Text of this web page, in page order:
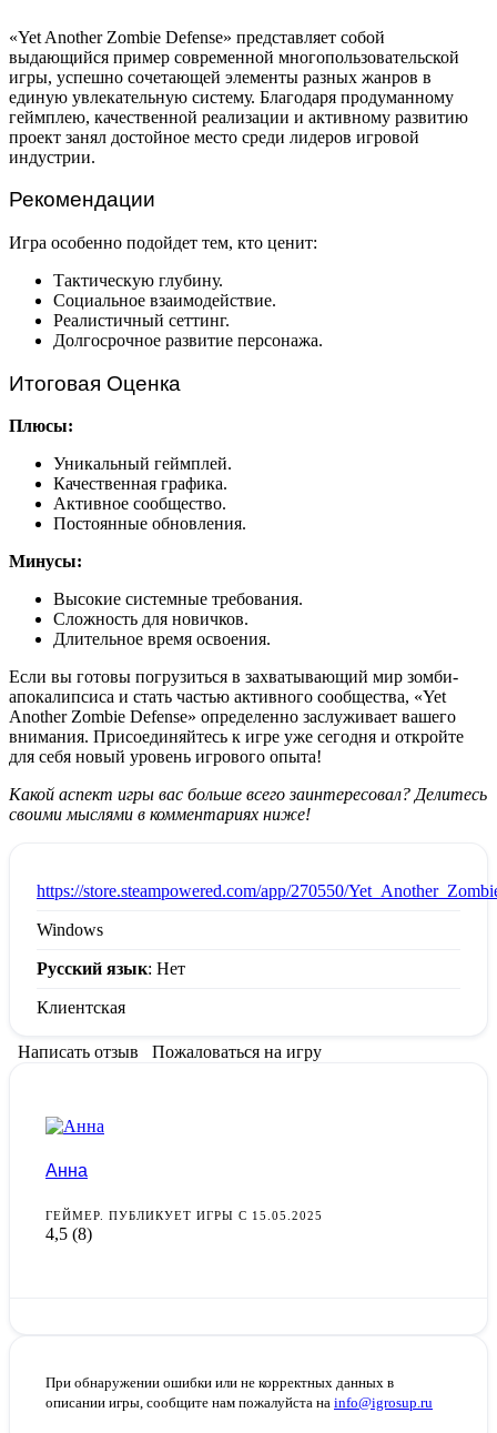
«Yet Another Zombie Defense» представляет собой
выдающийся пример современной многопользовательской
игры, успешно сочетающей элементы разных жанров в
единую увлекательную систему. Благодаря продуманному
геймплею, качественной реализации и активному развитию
проект занял достойное место среди лидеров игровой
индустрии.
Рекомендации
Игра особенно подойдет тем, кто ценит:
Тактическую глубину.
Социальное взаимодействие.
Реалистичный сеттинг.
Долгосрочное развитие персонажа.
Итоговая Оценка
Плюсы:
Уникальный геймплей.
Качественная графика.
Активное сообщество.
Постоянные обновления.
Минусы:
Высокие системные требования.
Сложность для новичков.
Длительное время освоения.
Если вы готовы погрузиться в захватывающий мир зомби-
апокалипсиса и стать частью активного сообщества, «Yet
Another Zombie Defense» определенно заслуживает вашего
внимания. Присоединяйтесь к игре уже сегодня и откройте
для себя новый уровень игрового опыта!
Какой аспект игры вас больше всего заинтересовал? Делитесь
своими мыслями в комментариях ниже!
https://store.steampowered.com/app/270550/
Windows
Русский язык: Нет
Клиентская
Написать отзыв Пожаловаться на игру
Анна
ГЕЙМЕР. ПУБЛИКУЕТ ИГРЫ С 15.05.2025
4,5 (8)
При обнаружении ошибки или не корректных данных в
описании игры, сообщите нам пожалуйста на info@igrosup.ru